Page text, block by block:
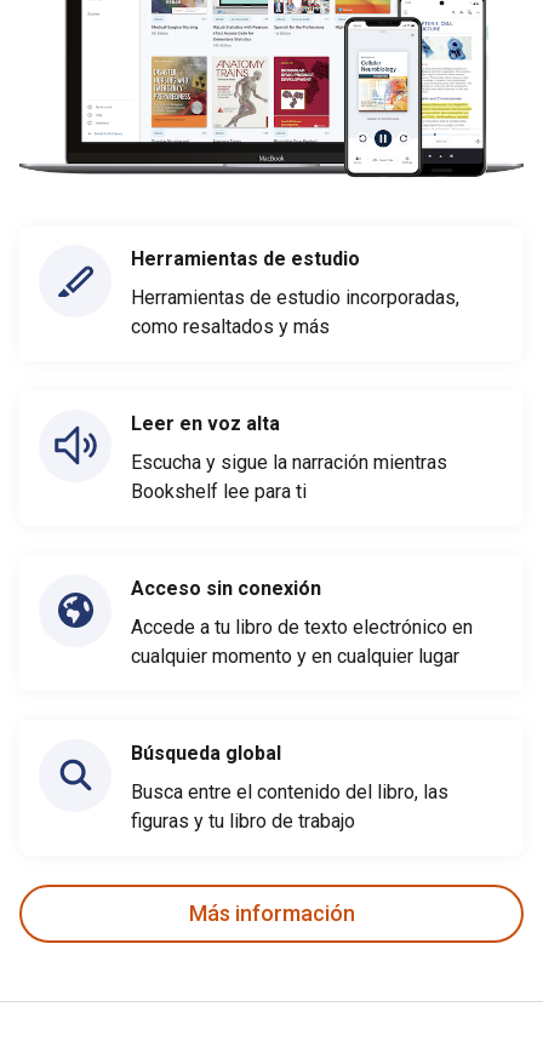
Herramientas de estudio
Herramientas de estudio incorporadas,
como resaltados y más
Leer en voz alta
Escucha y sigue la narración mientras
Bookshelf lee para ti
Acceso sin conexión
Accede a tu libro de texto electrónico en
cualquier momento y en cualquier lugar
Búsqueda global
Busca entre el contenido del libro, las
figuras y tu libro de trabajo
Más información